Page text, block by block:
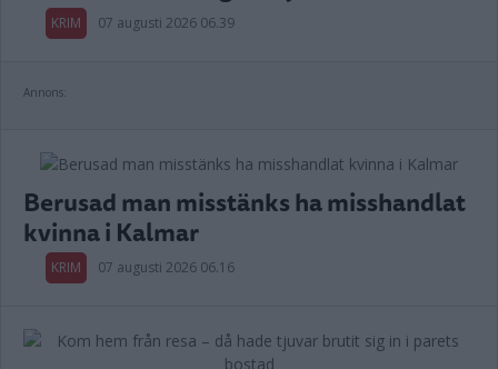
KRIM 07 augusti 2026 06.39
Annons:
Berusad man misstänks ha misshandlat
kvinna i Kalmar
KRIM 07 augusti 2026 06.16